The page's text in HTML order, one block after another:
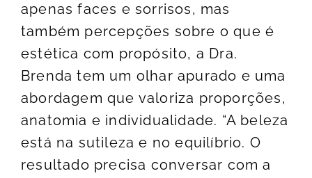
apenas faces e sorrisos, mas
também percepções sobre o que é
estética com propósito, a Dra.
Brenda tem um olhar apurado e uma
abordagem que valoriza proporções,
anatomia e individualidade. “A beleza
está na sutileza e no equilíbrio. O
resultado precisa conversar com a